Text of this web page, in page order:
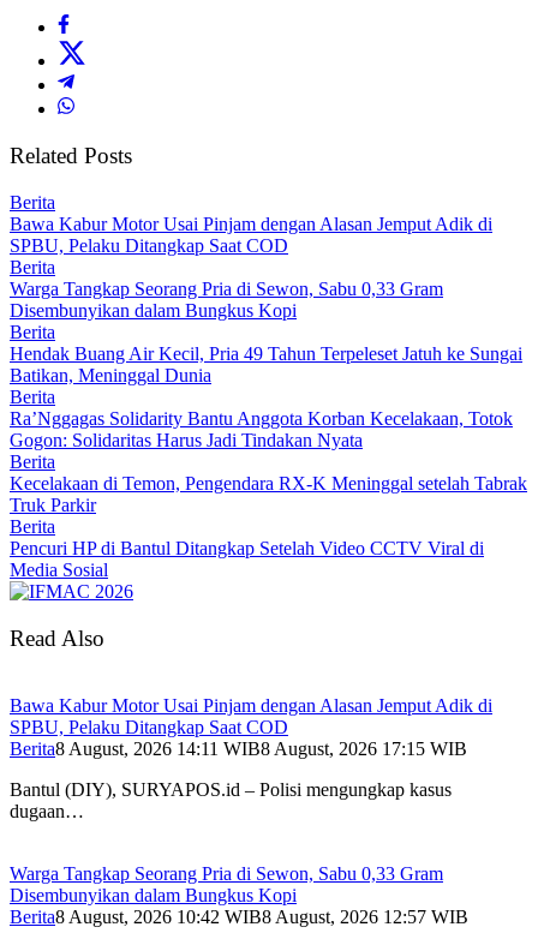
Related Posts
Berita
Bawa Kabur Motor Usai Pinjam dengan Alasan Jemput Adik di
SPBU, Pelaku Ditangkap Saat COD
Berita
Warga Tangkap Seorang Pria di Sewon, Sabu 0,33 Gram
Disembunyikan dalam Bungkus Kopi
Berita
Hendak Buang Air Kecil, Pria 49 Tahun Terpeleset Jatuh ke Sungai
Batikan, Meninggal Dunia
Berita
Ra’Nggagas Solidarity Bantu Anggota Korban Kecelakaan, Totok
Gogon: Solidaritas Harus Jadi Tindakan Nyata
Berita
Kecelakaan di Temon, Pengendara RX-K Meninggal setelah Tabrak
Truk Parkir
Berita
Pencuri HP di Bantul Ditangkap Setelah Video CCTV Viral di
Media Sosial
Read Also
Bawa Kabur Motor Usai Pinjam dengan Alasan Jemput Adik di
SPBU, Pelaku Ditangkap Saat COD
Berita8 August, 2026 14:11 WIB8 August, 2026 17:15 WIB
Bantul (DIY), SURYAPOS.id – Polisi mengungkap kasus
dugaan…
Warga Tangkap Seorang Pria di Sewon, Sabu 0,33 Gram
Disembunyikan dalam Bungkus Kopi
Berita8 August, 2026 10:42 WIB8 August, 2026 12:57 WIB